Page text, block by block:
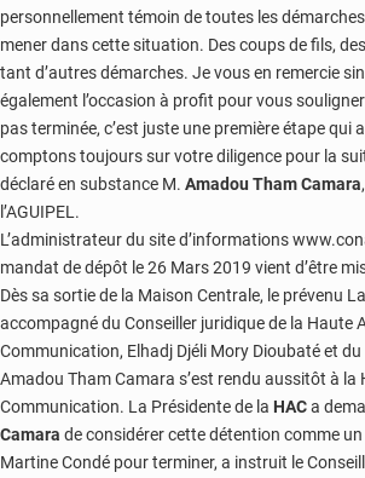
personnellement témoin de toutes les
mener dans cette situation. Des coups de fils,
tant d’autres démarches. Je vous en remercie
également l’occasion à profit pour vous
pas terminée, c’est juste une première étape qui
comptons toujours sur votre diligence pour la
déclaré en substance M. Amadou Tham Camara
l’AGUIPEL.
L’administrateur du site d’informations
mandat de dépôt le 26 Mars 2019 vient d’être
Dès sa sortie de la Maison Centrale, le prévenu
accompagné du Conseiller juridique de la Haute
Communication, Elhadj Djéli Mory Dioubaté et
Amadou Tham Camara s’est rendu aussitôt à la
Communication. La Présidente de la HACa
Camara de considérer cette détention comme
Martine Condé pour terminer, a instruit le